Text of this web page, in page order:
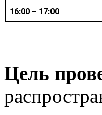
16:00 – 17:00
Цель